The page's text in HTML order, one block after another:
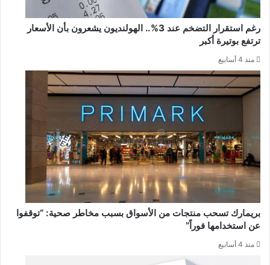
رغم استقرار التضخم عند 3%.. الهولنديون يشعرون بأن الأسعار
ترتفع بوتيرة أكبر
منذ 4 أسابيع
بريمارك تسحب منتجات من الأسواق بسبب مخاطر صحية: “توقفوا
عن استخدامها فوراً”
منذ 4 أسابيع